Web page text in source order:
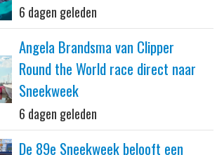
6 dagen geleden
Angela Brandsma van Clipper
Round the World race direct naar
Sneekweek
6 dagen geleden
De 89e Sneekweek belooft een